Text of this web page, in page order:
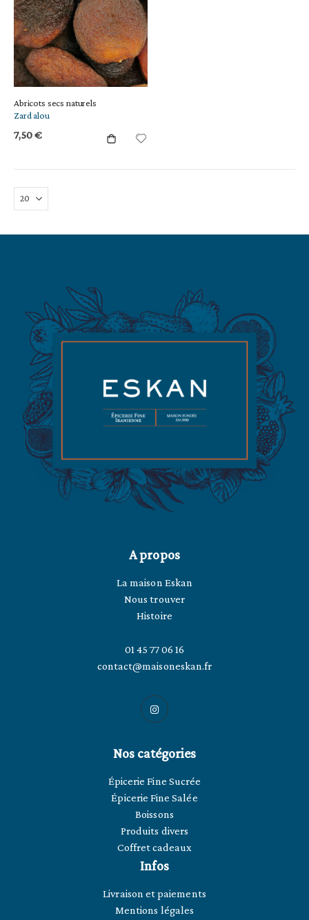
Abricots secs naturels
Zard alou
7,50 €
A propos
La maison Eskan
Nous trouver
Histoire
01 45 77 06 16
contact@maisoneskan.fr
Nos catégories
Épicerie Fine Sucrée
Épicerie Fine Salée
Boissons
Produits divers
Coffret cadeaux
Infos
Livraison et paiements
Mentions légales